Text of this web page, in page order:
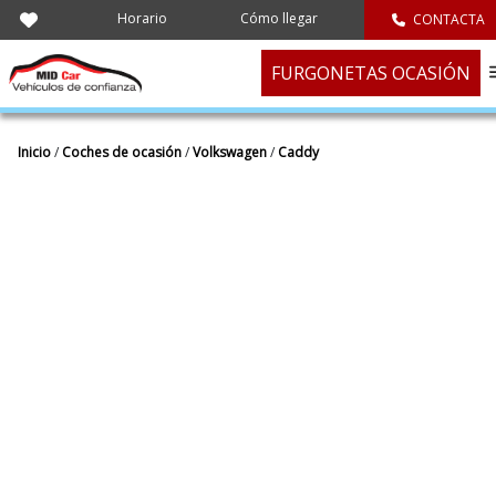
Horario Cómo llegar CONTACTA
FURGONETAS OCASIÓN
Inicio/ Coches de ocasión/Volkswagen/ Caddy